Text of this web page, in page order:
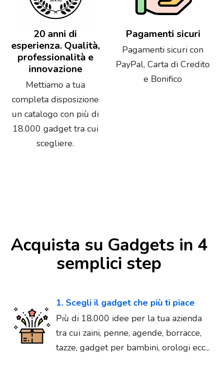
20 anni di
esperienza. Qualità,
professionalità e
innovazione
Mettiamo a tua
completa disposizione
un catalogo con più di
18.000 gadget tra cui
scegliere.
Pagamenti sicuri
Pagamenti sicuri con
PayPal, Carta di Credito
e Bonifico
Acquista su Gadgets in 4
semplici step
1. Scegli il gadget che più ti piace
Più di 18.000 idee per la tua azienda
tra cui zaini, penne, agende, borracce,
tazze, gadget per bambini, orologi ecc...